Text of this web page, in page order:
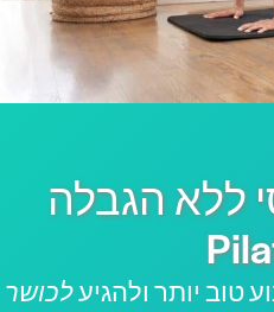
ללא הגבלה
טוב יותר ולהגיעלכושר